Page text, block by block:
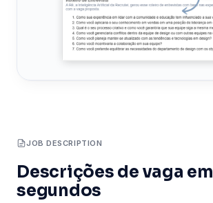
JOB DESCRIPTION
Descrições de vaga em
segundos